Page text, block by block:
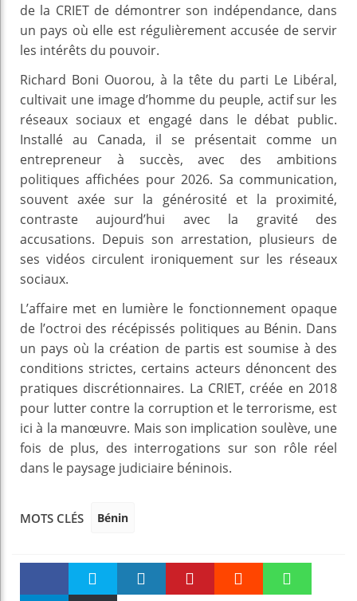
de la CRIET de démontrer son indépendance, dans
un pays où elle est régulièrement accusée de servir
les intérêts du pouvoir.
Richard Boni Ouorou, à la tête du parti Le Libéral,
cultivait une image d’homme du peuple, actif sur les
réseaux sociaux et engagé dans le débat public.
Installé au Canada, il se présentait comme un
entrepreneur à succès, avec des ambitions
politiques affichées pour 2026. Sa communication,
souvent axée sur la générosité et la proximité,
contraste aujourd’hui avec la gravité des
accusations. Depuis son arrestation, plusieurs de
ses vidéos circulent ironiquement sur les réseaux
sociaux.
L’affaire met en lumière le fonctionnement opaque
de l’octroi des récépissés politiques au Bénin. Dans
un pays où la création de partis est soumise à des
conditions strictes, certains acteurs dénoncent des
pratiques discrétionnaires. La CRIET, créée en 2018
pour lutter contre la corruption et le terrorisme, est
ici à la manœuvre. Mais son implication soulève, une
fois de plus, des interrogations sur son rôle réel
dans le paysage judiciaire béninois.
MOTS CLÉS Bénin